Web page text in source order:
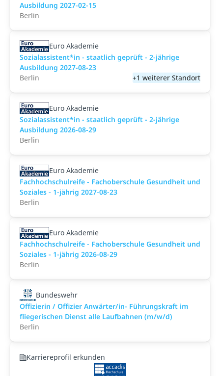
Ausbildung 2027-02-15
Berlin
Euro Akademie
Sozialassistent*in - staatlich geprüft - 2-jährige
Ausbildung 2027-08-23
Berlin
+1 weiterer Standort
Euro Akademie
Sozialassistent*in - staatlich geprüft - 2-jährige
Ausbildung 2026-08-29
Berlin
Euro Akademie
Fachhochschulreife - Fachoberschule Gesundheit und
Soziales - 1-jährig 2027-08-23
Berlin
Euro Akademie
Fachhochschulreife - Fachoberschule Gesundheit und
Soziales - 1-jährig 2026-08-29
Berlin
Bundeswehr
Offizierin / Offizier Anwärter/in- Führungskraft im
fliegerischen Dienst alle Laufbahnen (m/w/d)
Berlin
Karriereprofil erkunden